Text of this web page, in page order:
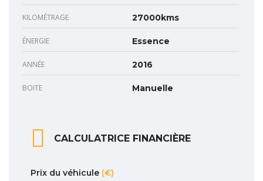
KILOMÉTRAGE 27000kms
ÉNERGIE Essence
ANNÉE 2016
BOITE Manuelle
CALCULATRICE FINANCIÈRE
Prix du véhicule (€)